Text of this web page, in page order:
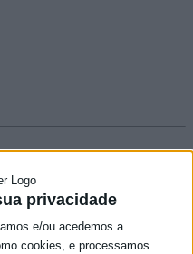
privacidade
e/ou acedemos a
cookies, e processamos